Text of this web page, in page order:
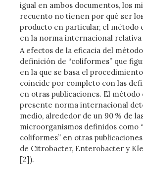
igual en ambos documentos, los
recuento no tienen por qué ser
producto en particular, el método
en la norma internacional relativa
A efectos de la eficacia del
definición de “coliformes” que
en la que se basa el
coincide por completo con las
en otras publicaciones. El
presente norma internacional
medio, alrededor de un 90 % de
microorganismos definidos como
coliformes” en otras
de Citrobacter, Enterobacter y
[2]).